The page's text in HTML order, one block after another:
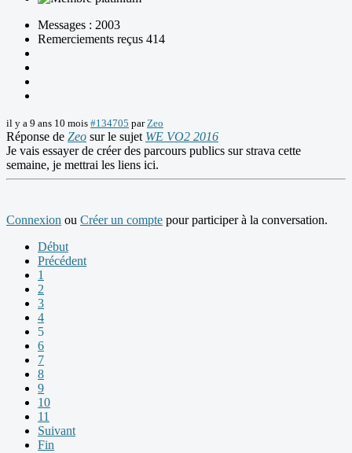
Messages : 2003
Remerciements reçus 414
il y a 9 ans 10 mois #134705 parZeo
Réponse de Zeo sur le sujet WE VO2 2016
Je vais essayer de créer des parcours publics sur strava cette
semaine, je mettrai les liens ici.
Connexion ou Créer un compte pour participer à la conversation.
Début
Précédent
1
2
3
4
5
6
7
8
9
10
11
Suivant
Fin